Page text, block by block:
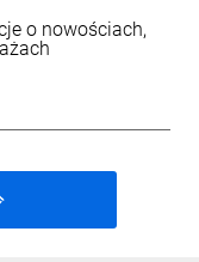
o nowościach,